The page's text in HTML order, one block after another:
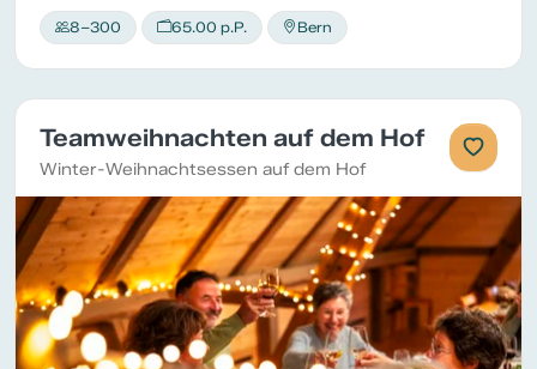
8–300 65.00 p.P. Bern
Teamweihnachten auf dem Hof
Winter-Weihnachtsessen auf dem Hof